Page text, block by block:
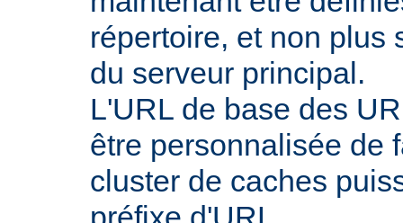
répertoire, et non plus
du serveur principal.
L'URL de base des
être personnalisée de
cluster de caches